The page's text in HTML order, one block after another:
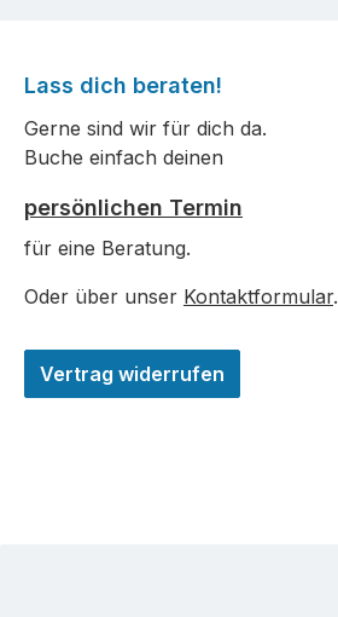
Lass dich beraten!
Gerne sind wir für dich da.
Buche einfach deinen
persönlichen Termin
für eine Beratung.
Oder über unser Kontaktformular.
Vertrag widerrufen